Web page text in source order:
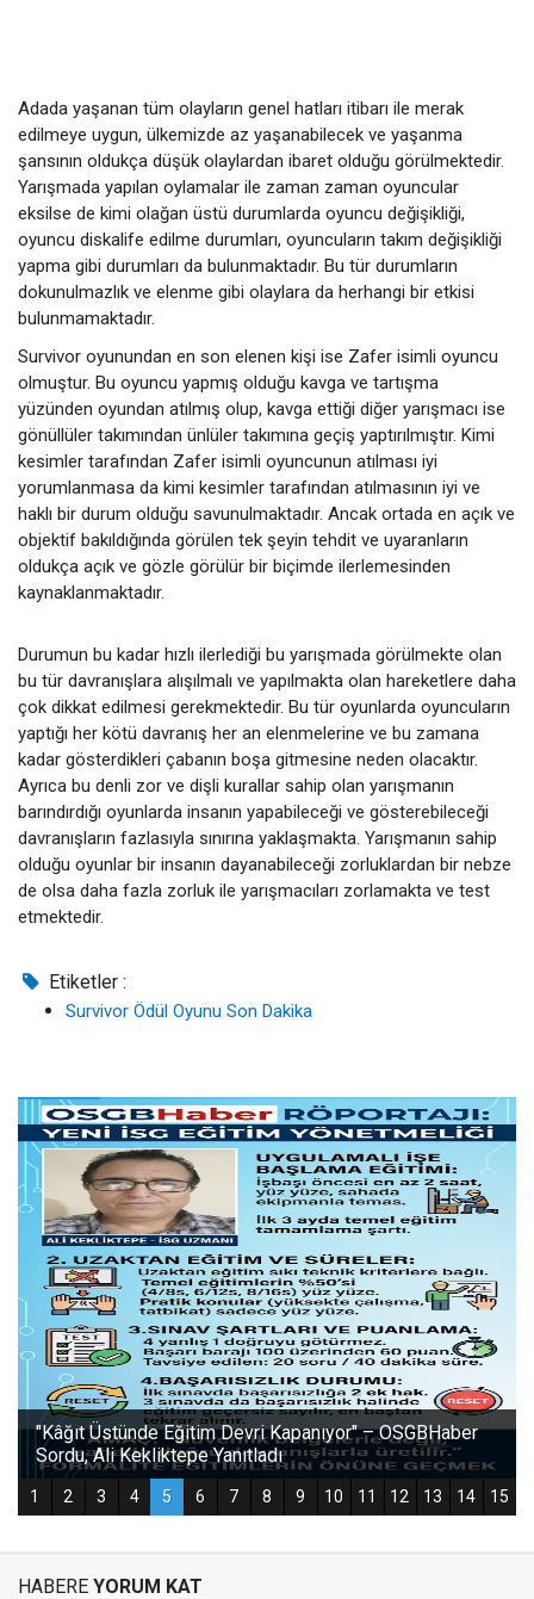
Adada yaşanan tüm olayların genel hatları itibarı ile merak
edilmeye uygun, ülkemizde az yaşanabilecek ve yaşanma
şansının oldukça düşük olaylardan ibaret olduğu görülmektedir.
Yarışmada yapılan oylamalar ile zaman zaman oyuncular
eksilse de kimi olağan üstü durumlarda oyuncu değişikliği,
oyuncu diskalife edilme durumları, oyuncuların takım değişikliği
yapma gibi durumları da bulunmaktadır. Bu tür durumların
dokunulmazlık ve elenme gibi olaylara da herhangi bir etkisi
bulunmamaktadır.
Survivor oyunundan en son elenen kişi ise Zafer isimli oyuncu
olmuştur. Bu oyuncu yapmış olduğu kavga ve tartışma
yüzünden oyundan atılmış olup, kavga ettiği diğer yarışmacı ise
gönüllüler takımından ünlüler takımına geçiş yaptırılmıştır. Kimi
kesimler tarafından Zafer isimli oyuncunun atılması iyi
yorumlanmasa da kimi kesimler tarafından atılmasının iyi ve
haklı bir durum olduğu savunulmaktadır. Ancak ortada en açık ve
objektif bakıldığında görülen tek şeyin tehdit ve uyaranların
oldukça açık ve gözle görülür bir biçimde ilerlemesinden
kaynaklanmaktadır.
Durumun bu kadar hızlı ilerlediği bu yarışmada görülmekte olan
bu tür davranışlara alışılmalı ve yapılmakta olan hareketlere daha
çok dikkat edilmesi gerekmektedir. Bu tür oyunlarda oyuncuların
yaptığı her kötü davranış her an elenmelerine ve bu zamana
kadar gösterdikleri çabanın boşa gitmesine neden olacaktır.
Ayrıca bu denli zor ve dişli kurallar sahip olan yarışmanın
barındırdığı oyunlarda insanın yapabileceği ve gösterebileceği
davranışların fazlasıyla sınırına yaklaşmakta. Yarışmanın sahip
olduğu oyunlar bir insanın dayanabileceği zorluklardan bir nebze
de olsa daha fazla zorluk ile yarışmacıları zorlamakta ve test
etmektedir.
Etiketler :
Survivor Ödül Oyunu Son Dakika
HABERE YORUM KAT